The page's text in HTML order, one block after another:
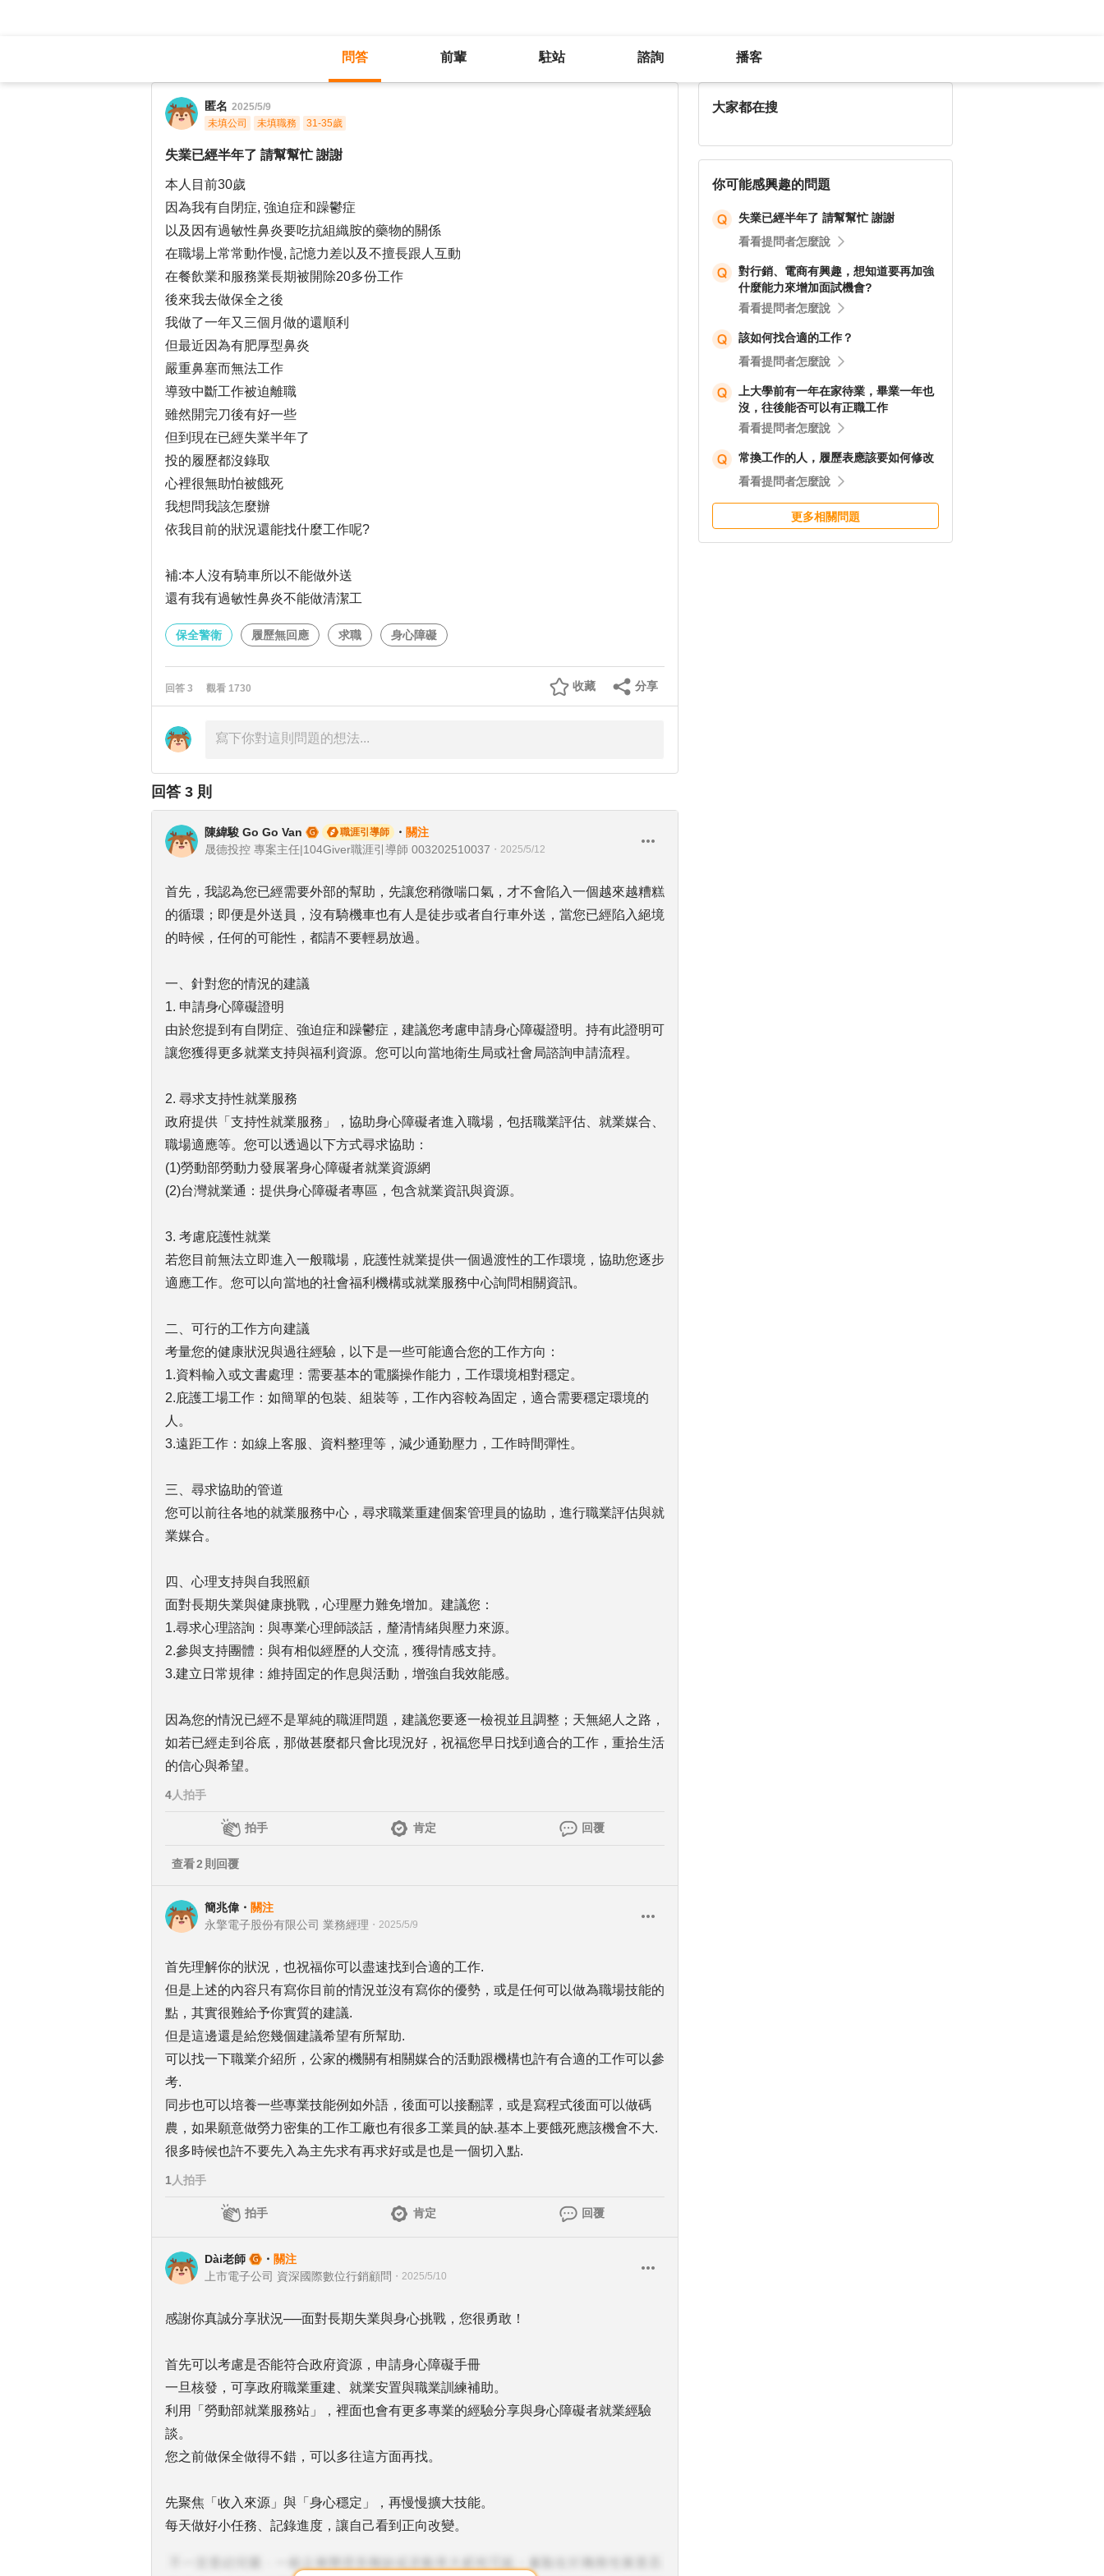
問答 前輩 駐站 諮詢 播客
匿名 2025/5/9
未填公司
未填職務 31-35歲
失業已經半年了 請幫幫忙 謝謝
本人目前30歲
因為我有自閉症, 強迫症和躁鬱症
以及因有過敏性鼻炎要吃抗組織胺的藥物的關係
在職場上常常動作慢, 記憶力差以及不擅長跟人互動
在餐飲業和服務業長期被開除20多份工作
後來我去做保全之後
我做了一年又三個月做的還順利
但最近因為有肥厚型鼻炎
嚴重鼻塞而無法工作
導致中斷工作被迫離職
雖然開完刀後有好一些
但到現在已經失業半年了
投的履歷都沒錄取
心裡很無助怕被餓死
我想問我該怎麼辦
依我目前的狀況還能找什麼工作呢?
補:本人沒有騎車所以不能做外送
還有我有過敏性鼻炎不能做清潔工
保全警衛 履歷無回應 求職 身心障礙
回答 3 觀看 1730 分享
收藏
回答 3 則
陳緯駿 Go Go Van 職涯引導師 ・ 關注
晟德投控 專案主任|104Giver職涯引導師 003202510037 ・ 2025/5/12
首先，我認為您已經需要外部的幫助，先讓您稍微喘口氣，才不會陷入一個越來越糟糕
的循環；即便是外送員，沒有騎機車也有人是徒步或者自行車外送，當您已經陷入絕境
的時候，任何的可能性，都請不要輕易放過。
一、針對您的情況的建議
1. 申請身心障礙證明
由於您提到有自閉症、強迫症和躁鬱症，建議您考慮申請身心障礙證明。持有此證明可
讓您獲得更多就業支持與福利資源。您可以向當地衛生局或社會局諮詢申請流程。
2. 尋求支持性就業服務
政府提供「支持性就業服務」，協助身心障礙者進入職場，包括職業評估、就業媒合、
職場適應等。您可以透過以下方式尋求協助：
(1)勞動部勞動力發展署身心障礙者就業資源網
(2)台灣就業通：提供身心障礙者專區，包含就業資訊與資源。
3. 考慮庇護性就業
若您目前無法立即進入一般職場，庇護性就業提供一個過渡性的工作環境，協助您逐步
適應工作。您可以向當地的社會福利機構或就業服務中心詢問相關資訊。
二、可行的工作方向建議
考量您的健康狀況與過往經驗，以下是一些可能適合您的工作方向：
1.資料輸入或文書處理：需要基本的電腦操作能力，工作環境相對穩定。
2.庇護工場工作：如簡單的包裝、組裝等，工作內容較為固定，適合需要穩定環境的
人。
3.遠距工作：如線上客服、資料整理等，減少通勤壓力，工作時間彈性。
三、尋求協助的管道
您可以前往各地的就業服務中心，尋求職業重建個案管理員的協助，進行職業評估與就
業媒合。
四、心理支持與自我照顧
面對長期失業與健康挑戰，心理壓力難免增加。建議您：
1.尋求心理諮詢：與專業心理師談話，釐清情緒與壓力來源。
2.參與支持團體：與有相似經歷的人交流，獲得情感支持。
3.建立日常規律：維持固定的作息與活動，增強自我效能感。
因為您的情況已經不是單純的職涯問題，建議您要逐一檢視並且調整；天無絕人之路，
如若已經走到谷底，那做甚麼都只會比現況好，祝福您早日找到適合的工作，重拾生活
的信心與希望。
4人拍手
拍手 肯定 回覆
查看2 則回覆
簡兆偉 ・ 關注
永擎電子股份有限公司 業務經理 ・ 2025/5/9
首先理解你的狀況，也祝福你可以盡速找到合適的工作.
但是上述的內容只有寫你目前的情況並沒有寫你的優勢，或是任何可以做為職場技能的
點，其實很難給予你實質的建議.
但是這邊還是給您幾個建議希望有所幫助.
可以找一下職業介紹所，公家的機關有相關媒合的活動跟機構也許有合適的工作可以參
考.
同步也可以培養一些專業技能例如外語，後面可以接翻譯，或是寫程式後面可以做碼
農，如果願意做勞力密集的工作工廠也有很多工業員的缺.基本上要餓死應該機會不大.
很多時候也許不要先入為主先求有再求好或是也是一個切入點.
1 人拍手
拍手 肯定 回覆
Dài老師 ・ 關注
上市電子公司 資深國際數位行銷顧問 ・ 2025/5/10
感謝你真誠分享狀況──面對長期失業與身心挑戰，您很勇敢！
首先可以考慮是否能符合政府資源，申請身心障礙手冊
一旦核發，可享政府職業重建、就業安置與職業訓練補助。
利用「勞動部就業服務站」，裡面也會有更多專業的經驗分享與身心障礙者就業經驗
談。
您之前做保全做得不錯，可以多往這方面再找。
先聚焦「收入來源」與「身心穩定」，再慢慢擴大技能。
每天做好小任務、記錄進度，讓自己看到正向改變。
祝您 求職順利！
大家都在搜
你可能感興趣的問題
失業已經半年了 請幫幫忙 謝謝
看看提問者怎麼說
對行銷、電商有興趣，想知道要再加強
什麼能力來增加面試機會?
看看提問者怎麼說
該如何找合適的工作？
看看提問者怎麼說
上大學前有一年在家待業，畢業一年也
沒，往後能否可以有正職工作
看看提問者怎麼說
常換工作的人，履歷表應該要如何修改
看看提問者怎麼說
更多相關問題